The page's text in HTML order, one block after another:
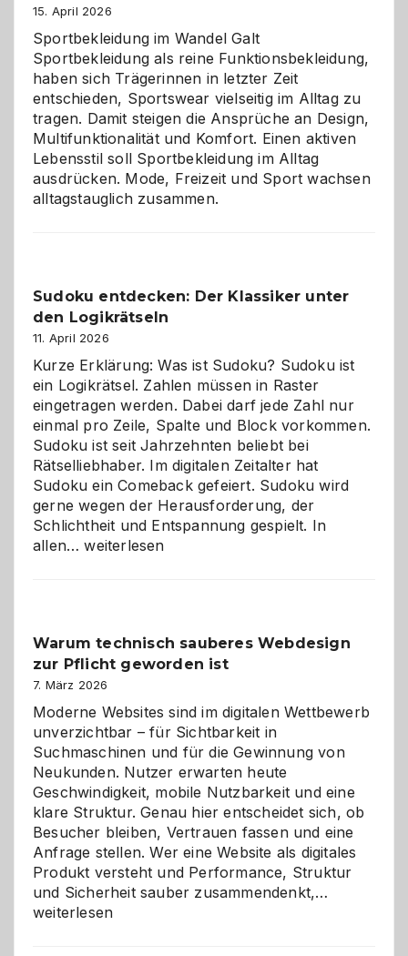
Chaos
15. April 2026
Sportbekleidung im Wandel Galt
Sportbekleidung als reine Funktionsbekleidung,
haben sich Trägerinnen in letzter Zeit
entschieden, Sportswear vielseitig im Alltag zu
tragen. Damit steigen die Ansprüche an Design,
Multifunktionalität und Komfort. Einen aktiven
Lebensstil soll Sportbekleidung im Alltag
ausdrücken. Mode, Freizeit und Sport wachsen
alltagstauglich zusammen.
Sudoku entdecken: Der Klassiker unter
den Logikrätseln
11. April 2026
Kurze Erklärung: Was ist Sudoku? Sudoku ist
ein Logikrätsel. Zahlen müssen in Raster
eingetragen werden. Dabei darf jede Zahl nur
einmal pro Zeile, Spalte und Block vorkommen.
Sudoku ist seit Jahrzehnten beliebt bei
Rätselliebhaber. Im digitalen Zeitalter hat
Sudoku ein Comeback gefeiert. Sudoku wird
gerne wegen der Herausforderung, der
Schlichtheit und Entspannung gespielt. In
allen…Sudoku
den
Logikrätseln
weiterlesen
Warum technisch sauberes Webdesign
zur Pflicht geworden ist
7. März 2026
Moderne Websites sind im digitalen Wettbewerb
unverzichtbar – für Sichtbarkeit in
Suchmaschinen und für die Gewinnung von
Neukunden. Nutzer erwarten heute
Geschwindigkeit, mobile Nutzbarkeit und eine
klare Struktur. Genau hier entscheidet sich, ob
Besucher bleiben, Vertrauen fassen und eine
Anfrage stellen. Wer eine Website als digitales
Produkt versteht und Performance, Struktur
und Sicherheit sauber zusammendenkt,…
weiterlesen